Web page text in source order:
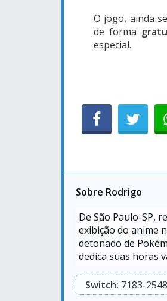
O jogo, ainda
de forma
especial.
Sobre Rodrigo
De São Paulo-SP,
exibição do anime
detonado de
dedica suas horas
Switch: 7183-